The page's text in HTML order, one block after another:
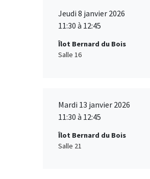
Jeudi 8 janvier 2026
11:30 à 12:45
Îlot Bernard du Bois
Salle 16
Mardi 13 janvier 2026
11:30 à 12:45
Îlot Bernard du Bois
Salle 21